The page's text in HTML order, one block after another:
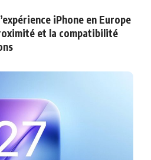
iPhone en Europe
et la compatibilité